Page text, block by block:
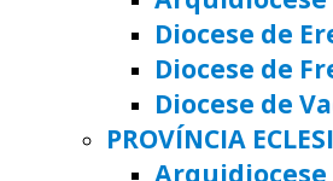
Diocese de
Diocese de
Diocese de
PROVÍNCIA
Arquidiocese